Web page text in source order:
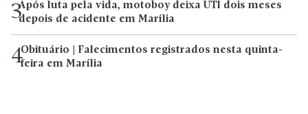
3Após luta pela vida, motoboy deixa UTI dois meses
depois de acidente em Marília
4Obituário | Falecimentos registrados nesta quinta-
feira em Marília